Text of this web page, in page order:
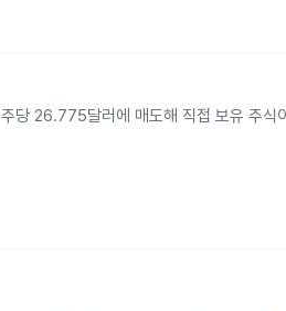
26.775달러에 매도해 직접 보유 주식